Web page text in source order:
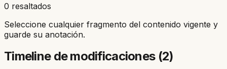
0 resaltados
Seleccione cualquier fragmento del contenido vigente y
guarde su anotación.
Timeline de modificaciones (2)